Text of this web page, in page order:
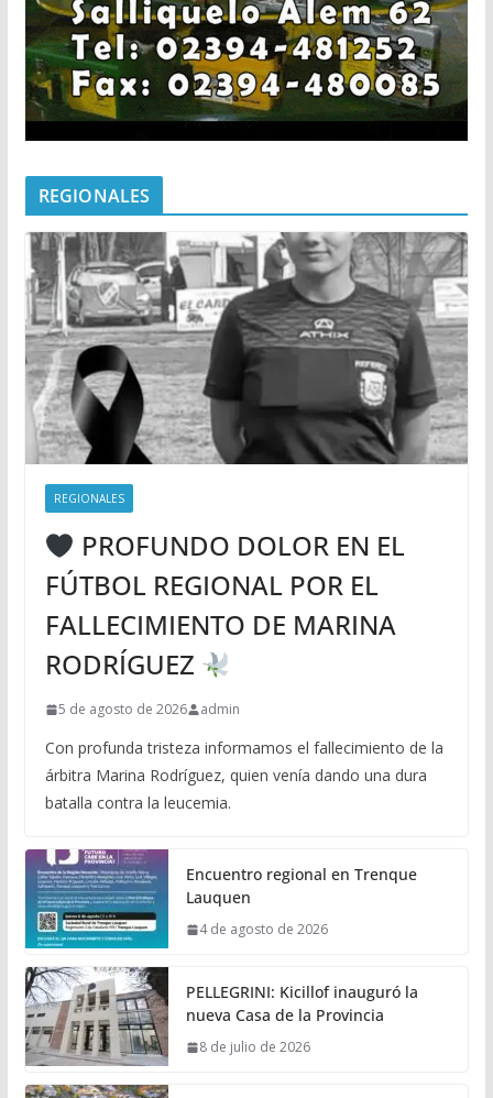
REGIONALES
REGIONALES
PROFUNDO DOLOR EN EL
FÚTBOL REGIONAL POR EL
FALLECIMIENTO DE MARINA
RODRÍGUEZ
5 de agosto de 2026 admin
Con profunda tristeza informamos el fallecimiento de la
árbitra Marina Rodríguez, quien venía dando una dura
batalla contra la leucemia.
Encuentro regional en Trenque
Lauquen
4 de agosto de 2026
PELLEGRINI: Kicillof inauguró la
nueva Casa de la Provincia
8 de julio de 2026